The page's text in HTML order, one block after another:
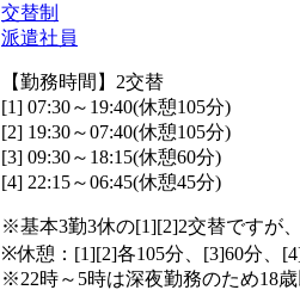
交替制
派遣社員
【勤務時間】2交替
[1] 07:30～19:40(休憩105分)
[2] 19:30～07:40(休憩105分)
[3] 09:30～18:15(休憩60分)
[4] 22:15～06:45(休憩45分)
※基本3勤3休の[1][2]2交替ですが
※休憩：[1][2]各105分、[3]60分、
※22時～5時は深夜勤務のため18歳